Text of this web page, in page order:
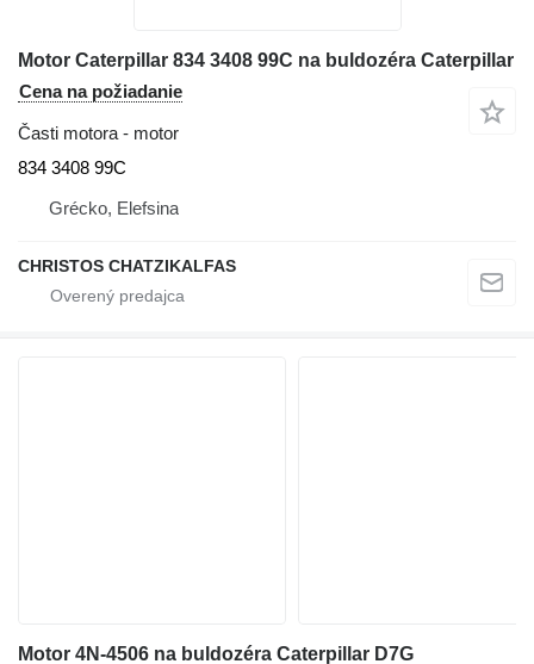
Motor Caterpillar 834 3408 99C na buldozéra Caterpillar
Cena na požiadanie
Časti motora - motor
834 3408 99C
Grécko, Elefsina
CHRISTOS CHATZIKALFAS
Motor 4N-4506 na buldozéra Caterpillar D7G